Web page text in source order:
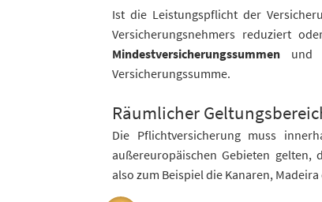
Ist die Leistungspflicht der
Versicherungsnehmers reduziert
Mindestversicherungssummen und
Versicherungssumme.
Räumlicher
Die Pflichtversicherung muss
außereuropäischen Gebieten gelten,
also zum Beispiel die Kanaren,